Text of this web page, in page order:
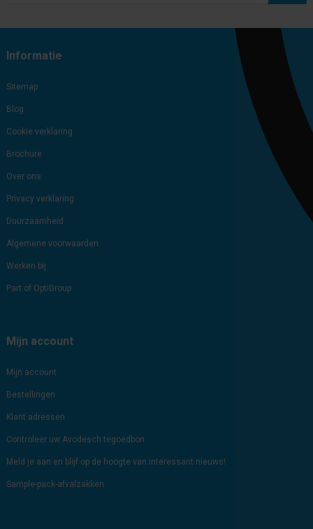
Informatie
Sitemap
Blog
Cookie verklaring
Brochure
Over ons
Privacy verklaring
Duurzaamheid
Algemene voorwaarden
Werken bij
Part of OptiGroup
Mijn account
Mijn account
Bestellingen
Klant adressen
Controleer uw Avodesch tegoedbon
Meld je aan en blijf op de hoogte van interessant nieuws!
Sample-pack-afvalzakken